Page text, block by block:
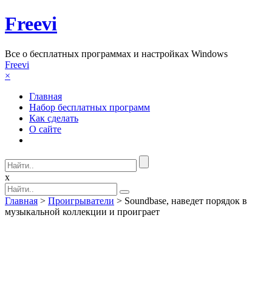
Freevi
Вcе о бесплатных программах и настройках Windows
Freevi
×
Главная
Набор бесплатных программ
Как сделать
О сайте
x
Главная > Проигрыватели > Soundbase, наведет порядок в
музыкальной коллекции и проиграет